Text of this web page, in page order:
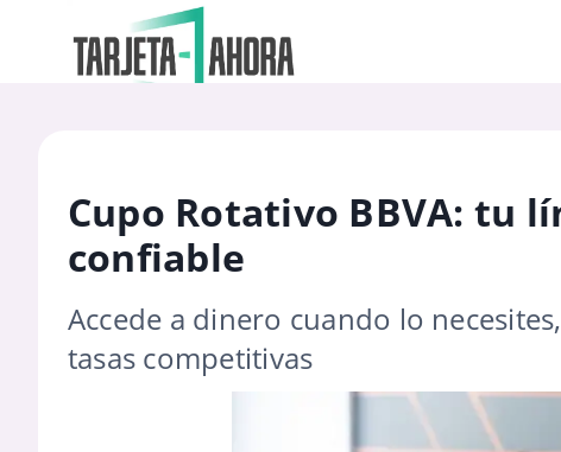
Cupo Rotativo BBVA: tu
confiable
Accede a dinero cuando lo
tasas competitivas